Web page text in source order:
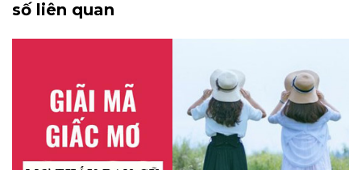
số liên quan